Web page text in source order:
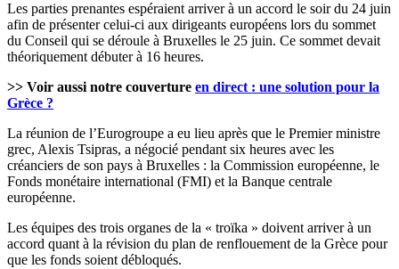
Les parties prenantes espéraient arriver à un accord le soir du 24 juin
afin de présenter celui-ci aux dirigeants européens lors du sommet
du Conseil qui se déroule à Bruxelles le 25 juin. Ce sommet devait
théoriquement débuter à 16 heures.
>> Voir aussi notre couverture en direct : une solution pour la
Grèce ?
La réunion de l’Eurogroupe a eu lieu après que le Premier ministre
grec, Alexis Tsipras, a négocié pendant six heures avec les
créanciers de son pays à Bruxelles : la Commission européenne, le
Fonds monétaire international (FMI) et la Banque centrale
européenne.
Les équipes des trois organes de la « troïka » doivent arriver à un
accord quant à la révision du plan de renflouement de la Grèce pour
que les fonds soient débloqués.